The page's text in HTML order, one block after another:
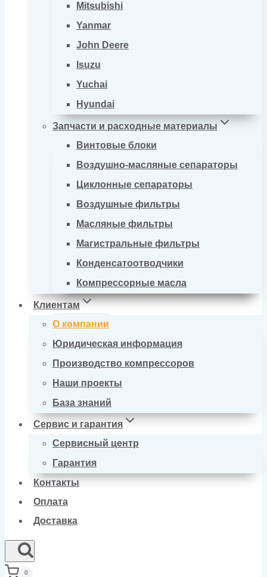
Mitsubishi
Yanmar
John Deere
Isuzu
Yuchai
Hyundai
Запчасти и расходные материалы
Винтовые блоки
Воздушно-масляные сепараторы
Циклонные сепараторы
Воздушные фильтры
Масляные фильтры
Магистральные фильтры
Конденсатоотводчики
Компрессорные масла
Клиентам
О компании
Юридическая информация
Производство компрессоров
Наши проекты
База знаний
Сервис и гарантия
Сервисный центр
Гарантия
Контакты
Оплата
Доставка
0